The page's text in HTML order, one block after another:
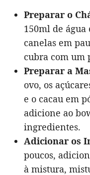
Preparar o
150ml de água
canelas em
cubra com um
Preparar a
ovo, os
e o cacau em
adicione ao
ingredientes.
Adicionar os
poucos,
à mistura,